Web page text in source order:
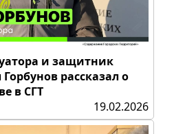
и защитник
рассказал о
в СГТ
19.02.2026